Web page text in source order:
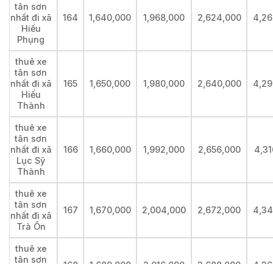
tân sơn
nhất đi xã
Hiếu
Phụng
164 1,640,000 1,968,000 2,624,000
thuê xe
tân sơn
nhất đi xã
Hiếu
Thành
165 1,650,000 1,980,000 2,640,000
thuê xe
tân sơn
nhất đi xã
Lục Sỹ
Thành
166 1,660,000 1,992,000 2,656,000
thuê xe
tân sơn
nhất đi xã
Trà Ôn
167 1,670,000 2,004,000 2,672,000
thuê xe
tân sơn